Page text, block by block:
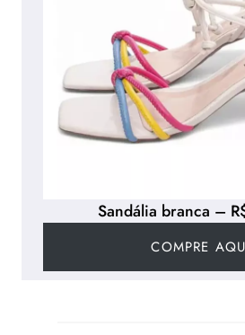
Sandália branca –
COMPRE